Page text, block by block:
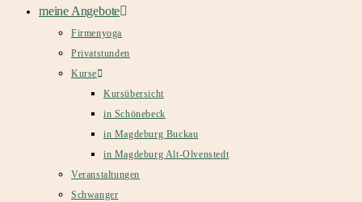
meine Angebote
Firmenyoga
Privatstunden
Kurse
Kursübersicht
in Schönebeck
in Magdeburg Buckau
in Magdeburg Alt-Olvenstedt
Veranstaltungen
Schwanger